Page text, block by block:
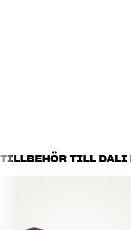
Det som är mest iögonfallande
äkta träfiber, samt
horisontell spridning samt en
hör normalt hemma i mycket
stämmer systemet exakt. Detta
EUPHONIA-, HELICON- och
TILLBEHÖR TILL